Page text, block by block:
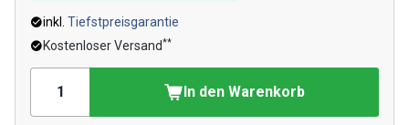
inkl. Tiefstpreisgarantie
Kostenloser Versand**
In den Warenkorb